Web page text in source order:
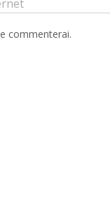
commenterai.